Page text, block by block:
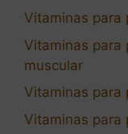
Vitaminas para
Vitaminas para
muscular
Vitaminas para
Vitaminas para